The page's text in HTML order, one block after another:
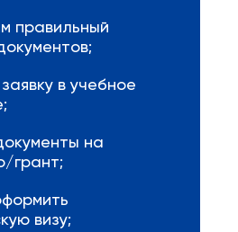
правильный
в учебное
на
грант;
визу;